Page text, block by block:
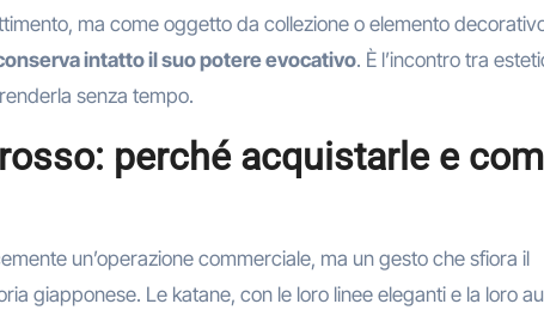
ma come oggetto da collezione o elemento
intatto il suo potere evocativo. È l’incontro tra
senza tempo.
perché acquistarle e
un’operazione commerciale, ma un gesto che sfiora il
giapponese. Le katane, con le loro linee eleganti e la loro